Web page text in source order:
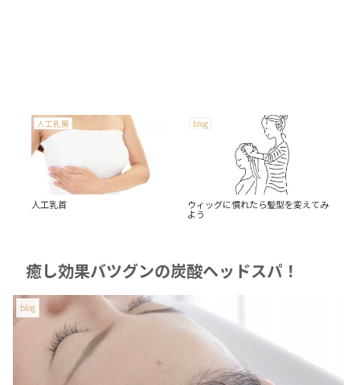
人工乳房
人工乳首
blog
ウィッグに慣れたら髪型を変えてみ
よう
癒し効果バツグンの炭酸ヘッドスパ！
blog